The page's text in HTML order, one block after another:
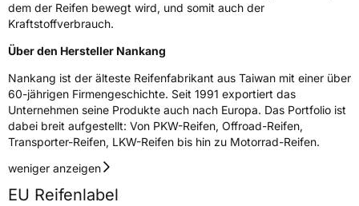
HerstellerkontaktNankang Tire Netherlands B.V.,
PARKSTRAAT 83 2514 JG DEN HAAG
dem der Reifen bewegt wird, und somit auch der
Kraftstoffverbrauch.
Über den Hersteller Nankang
Nankang ist der älteste Reifenfabrikant aus Taiwan mit einer über
60-jährigen Firmengeschichte. Seit 1991 exportiert das
Unternehmen seine Produkte auch nach Europa. Das Portfolio ist
dabei breit aufgestellt: Von PKW-Reifen, Offroad-Reifen,
Transporter-Reifen, LKW-Reifen bis hin zu Motorrad-Reifen.
weniger anzeigen
EU Reifenlabel